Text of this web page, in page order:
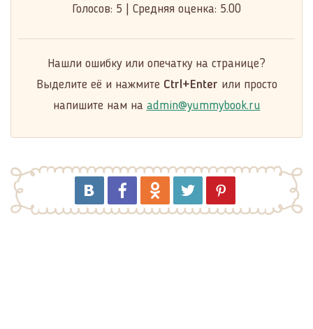
Голосов: 5 Средняя оценка: 5.00
Нашли ошибку или опечатку на странице?
Выделите её и нажмите Ctrl+Enter или просто
напишите нам на admin@yummybook.ru